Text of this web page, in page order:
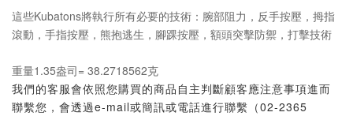
這些Kubatons將執行所有必要的技術：腕部阻力，反手按壓，拇指
滾動，手指按壓，熊抱逃生，腳踝按壓，額頭突擊防禦，打擊技術
重量1.35盎司= 38.2718562克
我們的客服會依照您購買的商品自主判斷顧客應注意事項進而
聯繫您，會透過e-mail或簡訊或電話進行聯繫（02-2365